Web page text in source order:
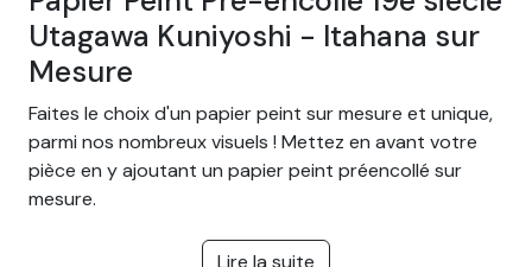
Utagawa Kuniyoshi - Itahana sur
Mesure
Faites le choix d'un papier peint sur mesure et unique,
parmi nos nombreux visuels ! Mettez en avant votre
pièce en y ajoutant un papier peint préencollé sur
mesure.
Des centaines de modèles
Lire la suite